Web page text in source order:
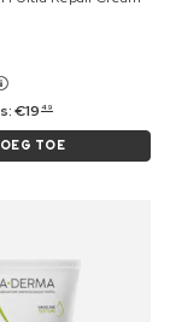
€19 49
TOE